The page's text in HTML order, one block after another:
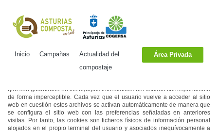
Inicio Campañas
Actualidad del
compostaje
Área Privada
Política de Cookies
COGERSA podrá utilizar cookies durante la navegación del usuario. Las
cookies son procedimientos automáticos de recogida de información relativa
que son guardados en los equipos informáticos del usuario correspondiente
de forma imperceptible. Cada vez que el usuario vuelve a acceder al sitio
web en cuestión estos archivos se activan automáticamente de manera que
se configura el sitio web con las preferencias señaladas en anteriores
visitas. Por tanto, las cookies son ficheros físicos de información personal
alojados en el propio terminal del usuario y asociados inequívocamente a